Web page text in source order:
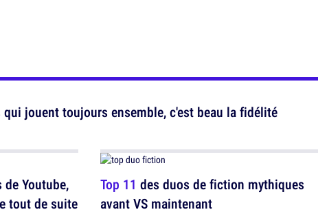
jouent toujours ensemble, c'est beau la fidélité
Youtube,
tout de suite
Top 11 des duos de fiction mythiques
avant VS maintenant